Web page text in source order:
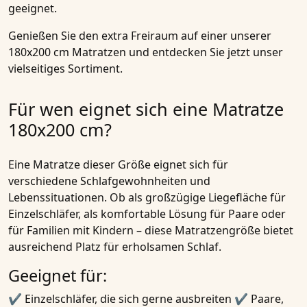
geeignet.
Genießen Sie den extra Freiraum auf einer unserer
180x200 cm Matratzen und entdecken Sie jetzt unser
vielseitiges Sortiment.
Für wen eignet sich eine Matratze
180x200 cm?
Eine Matratze dieser Größe eignet sich für
verschiedene Schlafgewohnheiten und
Lebenssituationen. Ob als großzügige Liegefläche für
Einzelschläfer, als komfortable Lösung für Paare oder
für Familien mit Kindern – diese Matratzengröße bietet
ausreichend Platz für erholsamen Schlaf.
Geeignet für:
✔ Einzelschläfer, die sich gerne ausbreiten ✔ Paare,